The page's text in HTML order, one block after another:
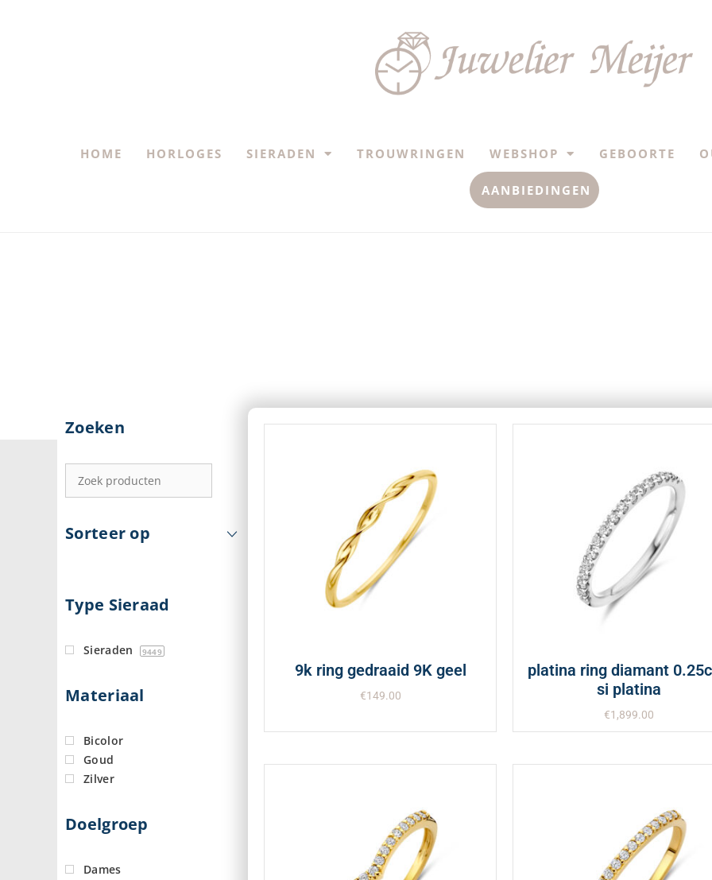
HOME HORLOGES SIERADEN TROUWRINGEN WEBSHOP GEBOORTE
AANBIEDINGEN
Zoeken
Sorteer op
Type Sieraad
Sieraden 9449
Materiaal
Bicolor
Goud
Zilver
Doelgroep
Dames
9k ring gedraaid 9K geel
€149.00
platina ring diamant
si platina
€1,899.00